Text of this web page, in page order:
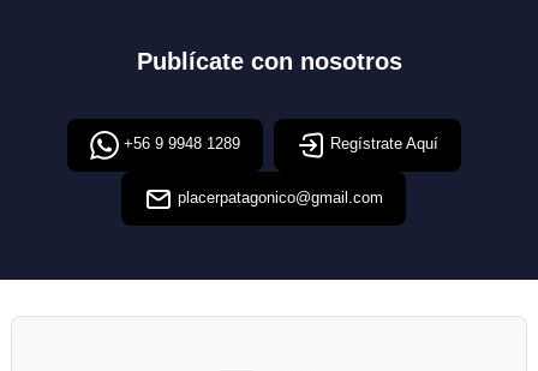
Publícate con nosotros
+56 9 9948 1289 Regístrate Aquí
placerpatagonico@gmail.com